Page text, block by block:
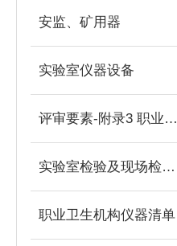
安监、矿用器
实验室仪器设备
评审要素-附录3 职业卫生技术服务机构主要仪器设备要求
实验室检验及现场检测设备目录（乙级）
职业卫生机构仪器清单